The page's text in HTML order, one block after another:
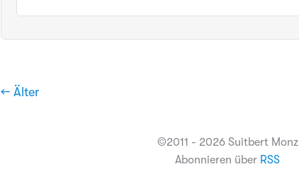
← Älter
©2011 - 2026 Suitbert Monz
Abonnieren über RSS